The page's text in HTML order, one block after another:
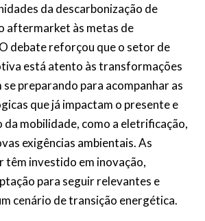
da descarbonização de
aftermarket às metas de
debate reforçou que o setor de
está atento às transformações
preparando para acompanhar as
que já impactam o presente e
mobilidade, como a eletrificação,
exigências ambientais. As
têm investido em inovação,
para seguir relevantes e
cenário de transição energética.